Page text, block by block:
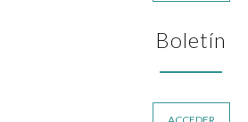
Boletín